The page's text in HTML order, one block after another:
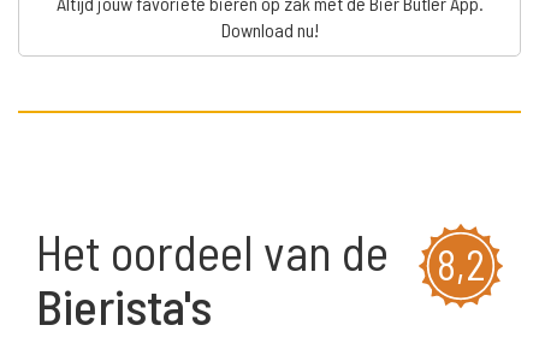
Download nu!
8,2
Het oordeel van de
Bierista's